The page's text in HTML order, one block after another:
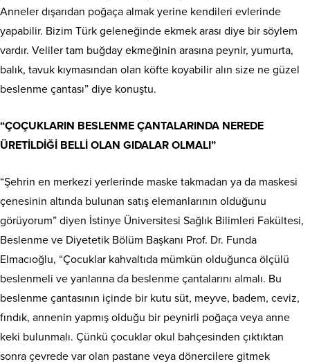
Anneler dışarıdan poğaça almak yerine kendileri evlerinde
yapabilir. Bizim Türk geleneğinde ekmek arası diye bir söylem
vardır. Veliler tam buğday ekmeğinin arasına peynir, yumurta,
balık, tavuk kıymasından olan köfte koyabilir alın size ne güzel
beslenme çantası” diye konuştu.
“ÇOÇUKLARIN BESLENME ÇANTALARINDA NEREDE
ÜRETİLDİĞİ BELLİ OLAN GIDALAR OLMALI”
“Şehrin en merkezi yerlerinde maske takmadan ya da maskesi
çenesinin altında bulunan satış elemanlarının olduğunu
görüyorum” diyen İstinye Üniversitesi Sağlık Bilimleri Fakültesi,
Beslenme ve Diyetetik Bölüm Başkanı Prof. Dr. Funda
Elmacıoğlu, “Çocuklar kahvaltıda mümkün olduğunca ölçülü
beslenmeli ve yanlarına da beslenme çantalarını almalı. Bu
beslenme çantasının içinde bir kutu süt, meyve, badem, ceviz,
fındık, annenin yapmış olduğu bir peynirli poğaça veya anne
keki bulunmalı. Çünkü çocuklar okul bahçesinden çıktıktan
sonra çevrede var olan pastane veya dönercilere gitmek